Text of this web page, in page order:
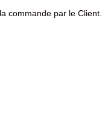
commande par le Client.